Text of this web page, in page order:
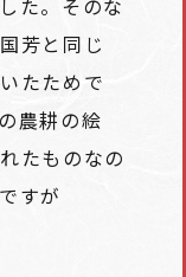
た。そのな
芳と同じ
たためで
農耕の絵
たものなの
すが